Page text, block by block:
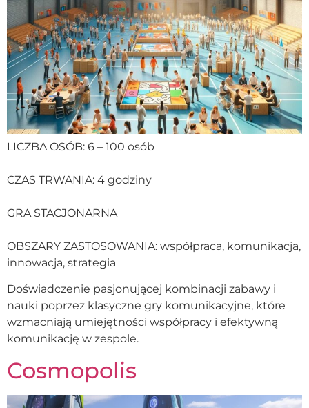
LICZBA OSÓB: 6 – 100 osób
CZAS TRWANIA: 4 godziny
GRA STACJONARNA
OBSZARY ZASTOSOWANIA: współpraca, komunikacja,
innowacja, strategia
Doświadczenie pasjonującej kombinacji zabawy i
nauki poprzez klasyczne gry komunikacyjne, które
wzmacniają umiejętności współpracy i efektywną
komunikację w zespole.
Cosmopolis